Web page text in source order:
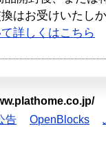
はお受けいたし
詳しくはこちら
告 OpenBlocks